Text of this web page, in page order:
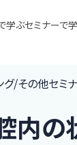
学ぶセミナーで
/その他セミ
内の